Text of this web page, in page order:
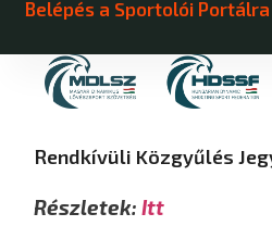
Belépés a Sportolói
Rendkívüli Közgyűlés
Részletek:Itt